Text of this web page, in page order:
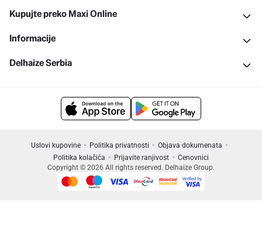
Kupujte preko Maxi Online
Informacije
Delhaize Serbia
Uslovi kupovine Politika privatnosti
Objava dokumenata
Politika kolačića
Prijavite ranjivost
Cenovnici
Copyright © 2026 All rights reserved. Delhaize Group.